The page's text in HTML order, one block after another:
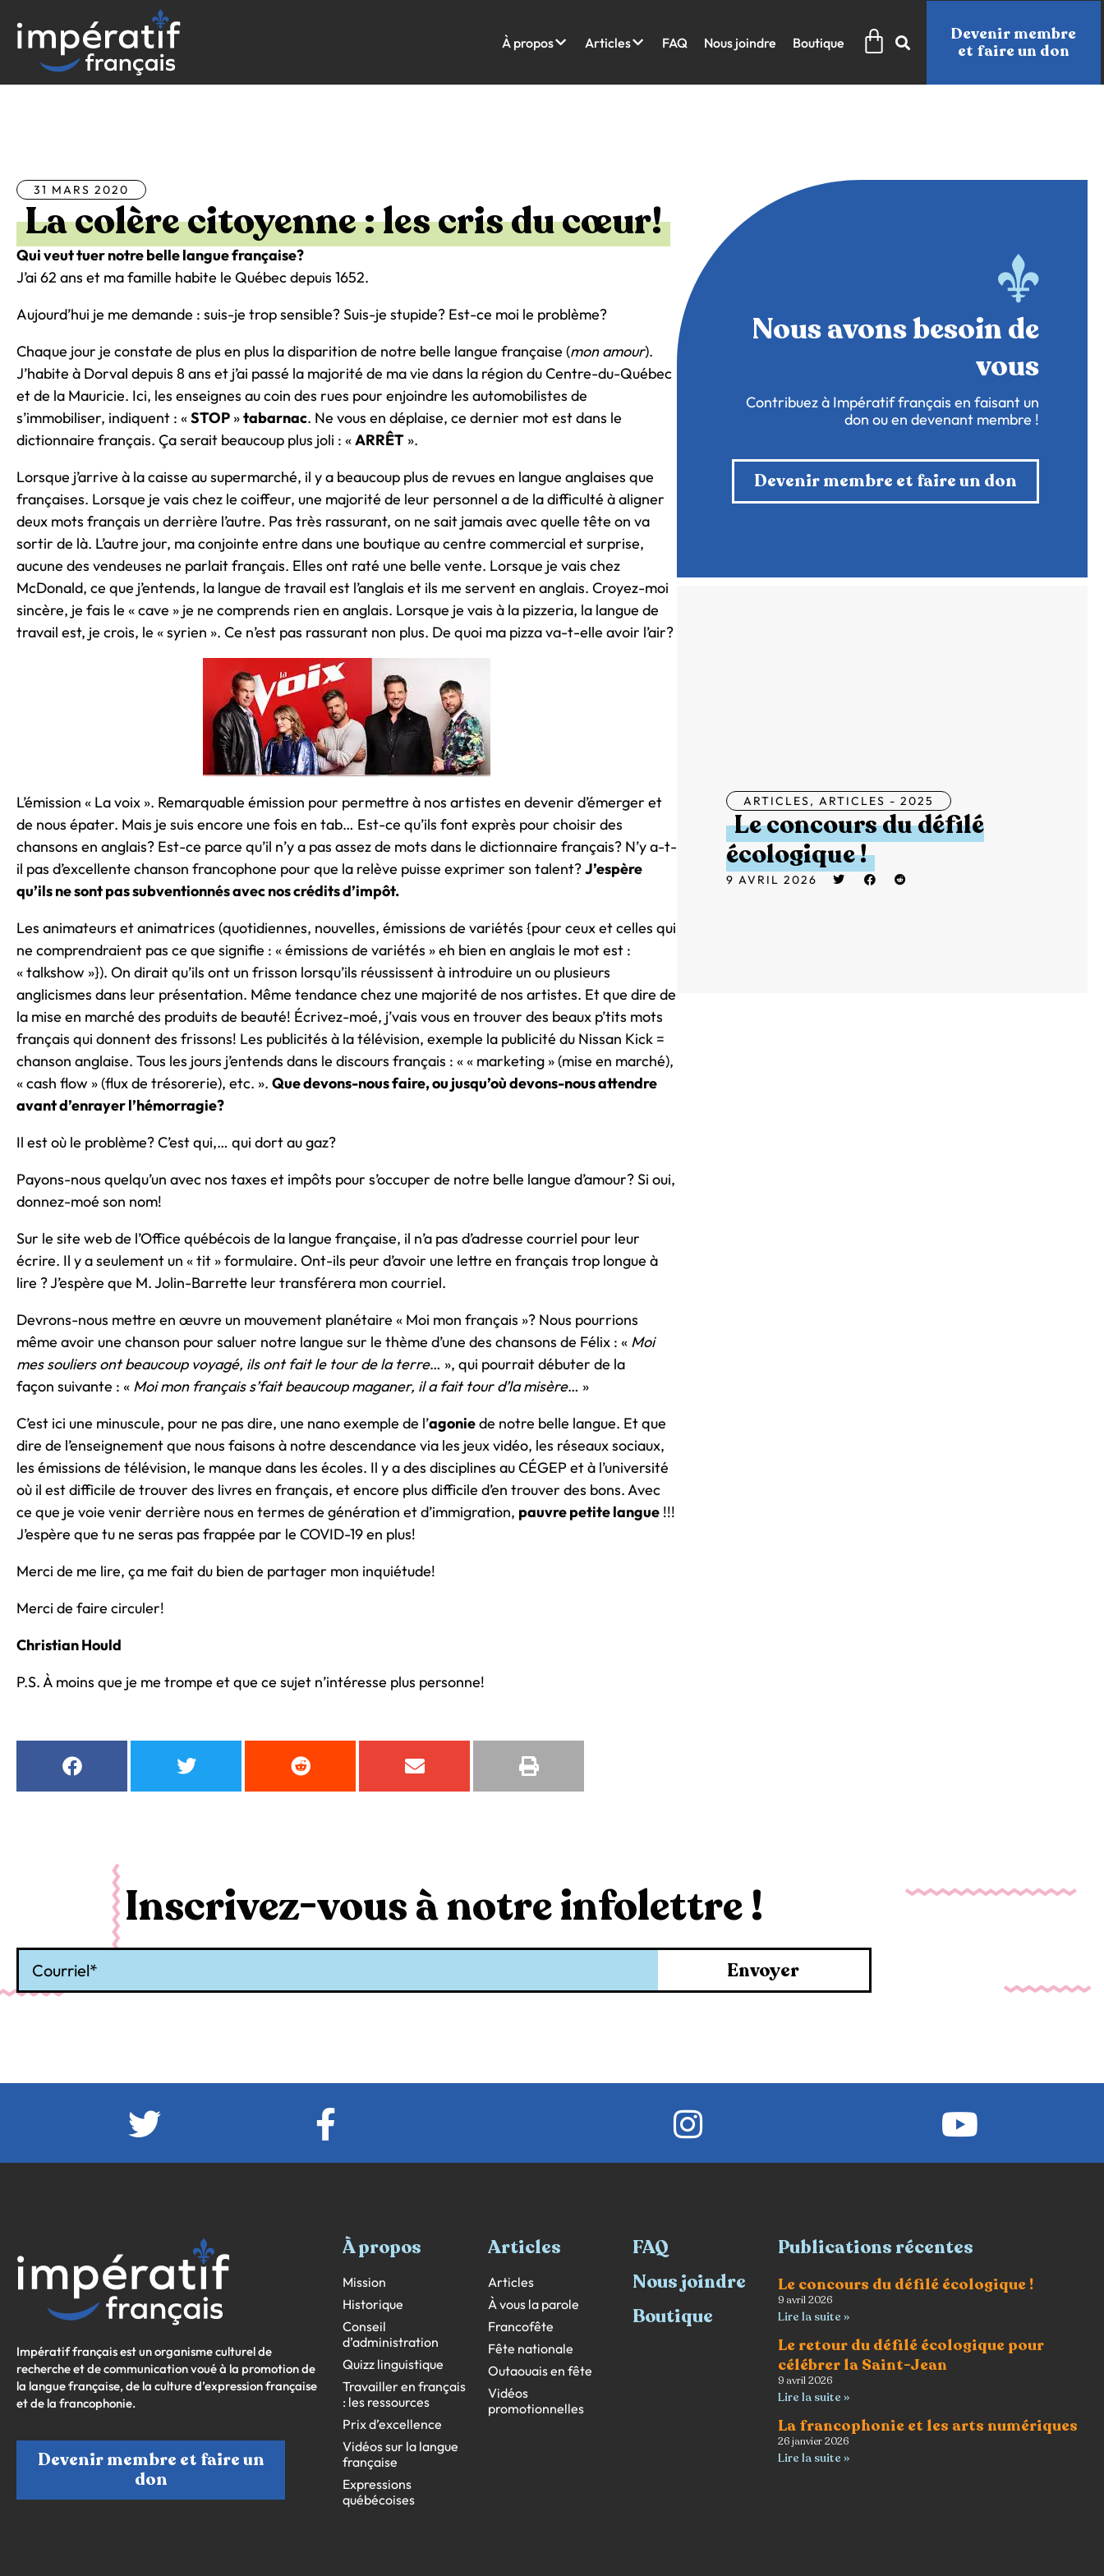
contenu
À propos Articles FAQ Nous joindre Boutique Panier
Devenir membre
et faire un don
31 MARS 2020
La colère citoyenne : les cris du cœur!
Qui veut tuer notre belle langue française?
J’ai 62 ans et ma famille habite le Québec depuis 1652.
Aujourd’hui je me demande : suis-je trop sensible? Suis-je stupide? Est-ce moi le problème?
Chaque jour je constate de plus en plus la disparition de notre belle langue française (mon amour).
J’habite à Dorval depuis 8 ans et j’ai passé la majorité de ma vie dans la région du Centre-du-Québec
et de la Mauricie. Ici, les enseignes au coin des rues pour enjoindre les automobilistes de
s’immobiliser, indiquent : «STOP »tabarnac. Ne vous en déplaise, ce dernier mot est dans le
dictionnaire français. Ça serait beaucoup plus joli : «ARRÊT ».
Lorsque j’arrive à la caisse au supermarché, il y a beaucoup plus de revues en langue anglaises que
françaises. Lorsque je vais chez le coiffeur, une majorité de leur personnel a de la difficulté à aligner
deux mots français un derrière l’autre. Pas très rassurant, on ne sait jamais avec quelle tête on va
sortir de là. L’autre jour, ma conjointe entre dans une boutique au centre commercial et surprise,
aucune des vendeuses ne parlait français. Elles ont raté une belle vente. Lorsque je vais chez
McDonald, ce que j’entends, la langue de travail est l’anglais et ils me servent en anglais. Croyez-moi
sincère, je fais le « cave » je ne comprends rien en anglais. Lorsque je vais à la pizzeria, la langue de
travail est, je crois, le « syrien ». Ce n’est pas rassurant non plus. De quoi ma pizza va-t-elle avoir l’air?
L’émission « La voix ». Remarquable émission pour permettre à nos artistes en devenir d’émerger et
de nous épater. Mais je suis encore une fois en tab… Est-ce qu’ils font exprès pour choisir des
chansons en anglais? Est-ce parce qu’il n’y a pas assez de mots dans le dictionnaire français? N’y a-t-
il pas d’excellente chanson francophone pour que la relève puisse exprimer son talent?J’espère
qu’ils ne sont pas subventionnés avec nos crédits d’impôt.
Les animateurs et animatrices (quotidiennes, nouvelles, émissions de variétés {pour ceux et celles qui
ne comprendraient pas ce que signifie : « émissions de variétés » eh bien en anglais le mot est :
« talkshow »}). On dirait qu’ils ont un frisson lorsqu’ils réussissent à introduire un ou plusieurs
anglicismes dans leur présentation. Même tendance chez une majorité de nos artistes. Et que dire de
la mise en marché des produits de beauté! Écrivez-moé, j’vais vous en trouver des beaux p’tits mots
français qui donnent des frissons! Les publicités à la télévision, exemple la publicité du Nissan Kick =
chanson anglaise. Tous les jours j’entends dans le discours français : « « marketing » (mise en marché),
« cash flow » (flux de trésorerie), etc. ». Que devons-nous faire, ou jusqu’où devons-nous attendre
avant d’enrayer l’hémorragie?
Il est où le problème? C’est qui,… qui dort au gaz?
Payons-nous quelqu’un avec nos taxes et impôts pour s’occuper de notre belle langue d’amour? Si oui,
donnez-moé son nom!
Sur le site web de l’Office québécois de la langue française, il n’a pas d’adresse courriel pour leur
écrire. Il y a seulement un « tit » formulaire. Ont-ils peur d’avoir une lettre en français trop longue à
lire ? J’espère que M. Jolin-Barrette leur transférera mon courriel.
Devrons-nous mettre en œuvre un mouvement planétaire « Moi mon français »? Nous pourrions
même avoir une chanson pour saluer notre langue sur le thème d’une des chansons de Félix : « Moi
mes souliers ont beaucoup voyagé, ils ont fait le tour de la terre… », qui pourrait débuter de la
façon suivante : « Moi mon français s’fait beaucoup maganer, il a fait tour d’la misère… »
C’est ici une minuscule, pour ne pas dire, une nano exemple de l’agoniede notre belle langue. Et que
dire de l’enseignement que nous faisons à notre descendance via les jeux vidéo, les réseaux sociaux,
les émissions de télévision, le manque dans les écoles. Il y a des disciplines au CÉGEP et à l’université
où il est difficile de trouver des livres en français, et encore plus difficile d’en trouver des bons. Avec
ce que je voie venir derrière nous en termes de génération et d’immigration, pauvre petite langue !!!
J’espère que tu ne seras pas frappée par le COVID-19 en plus!
Merci de me lire, ça me fait du bien de partager mon inquiétude!
Merci de faire circuler!
Christian Hould
P.S. À moins que je me trompe et que ce sujet n’intéresse plus personne!
Nous avons besoin de
vous
Contribuez à Impératif français en faisant un
don ou en devenant membre !
Devenir membre et faire un don
ARTICLES, ARTICLES - 2025
Le concours du défilé
écologique !
9 AVRIL 2026
Inscrivez-vous à notre infolettre !
Envoyer
Impératif français est un organisme culturel de
recherche et de communication voué à la promotion de
la langue française, de la culture d’expression française
et de la francophonie.
Devenir membre et faire un
don
À propos
Mission
Historique
Conseil
d’administration
Quizz linguistique
Travailler en français
: les ressources
Prix d’excellence
Vidéos sur la langue
française
Expressions
québécoises
Articles
Articles
À vous la parole
Francofête
Fête nationale
Outaouais en fête
Vidéos
promotionnelles
FAQ
Nous joindre
Boutique
Publications récentes
Le concours du défilé écologique !
9 avril 2026
Lire la suite »
Le retour du défilé écologique pour
célébrer la Saint-Jean
9 avril 2026
Lire la suite »
La francophonie et les arts numériques
26 janvier 2026
Lire la suite »